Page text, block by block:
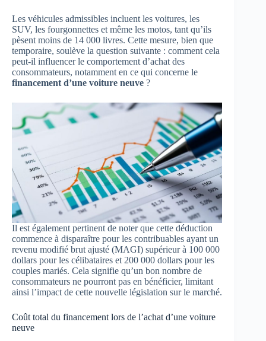
Les véhicules admissibles incluent les voitures, les
SUV, les fourgonnettes et même les motos, tant qu’ils
pèsent moins de 14 000 livres. Cette mesure, bien que
temporaire, soulève la question suivante : comment cela
peut-il influencer le comportement d’achat des
consommateurs, notamment en ce qui concerne le
financement d’une voiture neuve ?
Il est également pertinent de noter que cette déduction
commence à disparaître pour les contribuables ayant un
revenu modifié brut ajusté (MAGI) supérieur à 100 000
dollars pour les célibataires et 200 000 dollars pour les
couples mariés. Cela signifie qu’un bon nombre de
consommateurs ne pourront pas en bénéficier, limitant
ainsi l’impact de cette nouvelle législation sur le marché.
Coût total du financement lors de l’achat d’une voiture
neuve